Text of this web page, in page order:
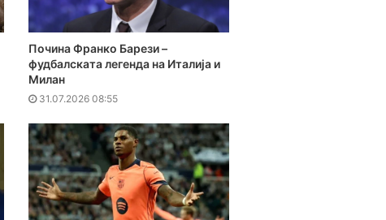
Почина Франко Барези –
фудбалската легенда на Италија и
Милан
31.07.2026 08:55